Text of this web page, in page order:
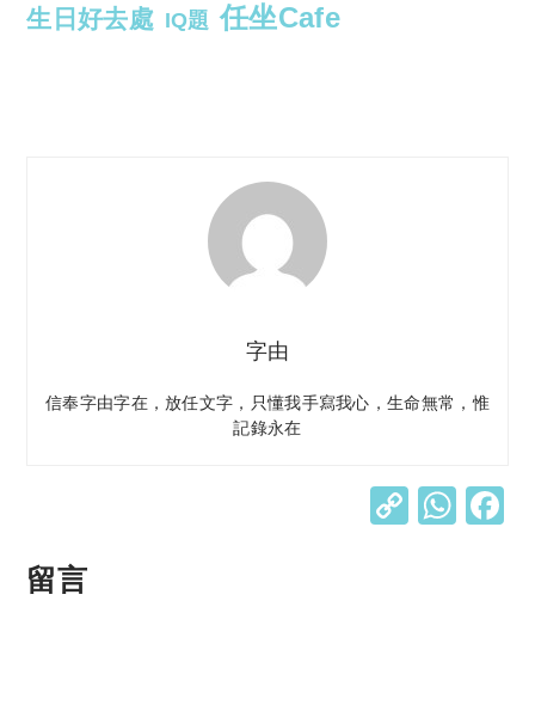
生日好去處 IQ題 任坐Cafe
字由
信奉字由字在，放任文字，只懂我手寫我心，生命無常，惟
記錄永在
C W
留言